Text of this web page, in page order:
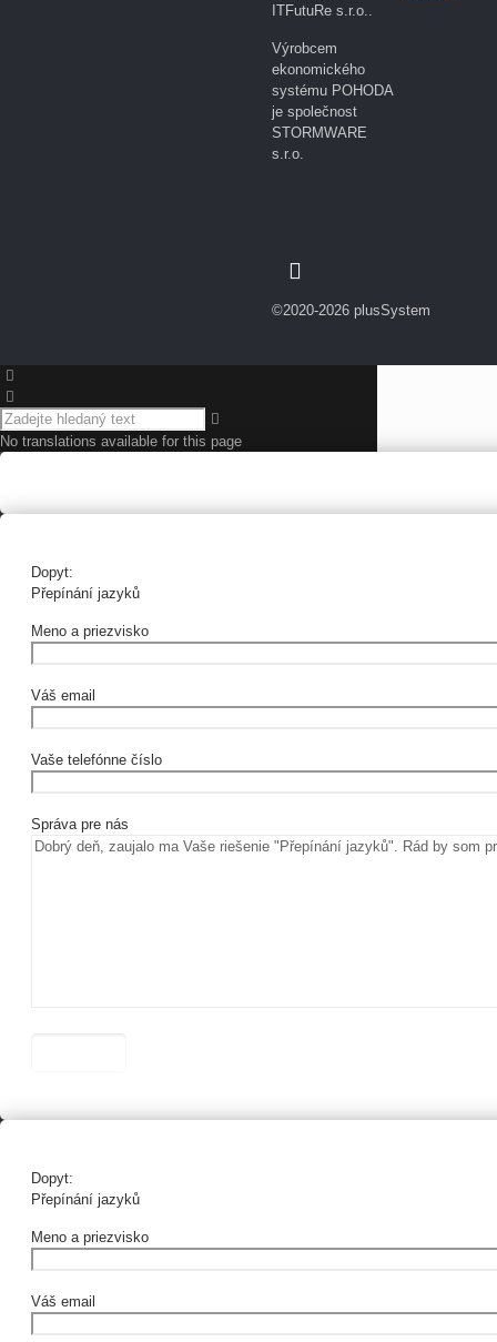
ITFutuRe s.r.o..
Výrobcem
ekonomického
systému POHODA
je společnost
STORMWARE
s.r.o.
©2020-2026 plusSystem
No translations available for this page
Dopyt:
Přepínání jazyků
Meno a priezvisko
Váš email
Vaše telefónne číslo
Správa pre nás
Dopyt:
Přepínání jazyků
Meno a priezvisko
Váš email